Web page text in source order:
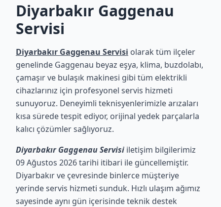
Diyarbakır Gaggenau
Servisi
Diyarbakır Gaggenau Servisi olarak tüm ilçeler
genelinde Gaggenau beyaz eşya, klima, buzdolabı,
çamaşır ve bulaşık makinesi gibi tüm elektrikli
cihazlarınız için profesyonel servis hizmeti
sunuyoruz. Deneyimli teknisyenlerimizle arızaları
kısa sürede tespit ediyor, orijinal yedek parçalarla
kalıcı çözümler sağlıyoruz.
Diyarbakır Gaggenau Servisi iletişim bilgilerimiz
09 Ağustos 2026 tarihi itibari ile güncellemiştir.
Diyarbakır ve çevresinde binlerce müşteriye
yerinde servis hizmeti sunduk. Hızlı ulaşım ağımız
sayesinde aynı gün içerisinde teknik destek